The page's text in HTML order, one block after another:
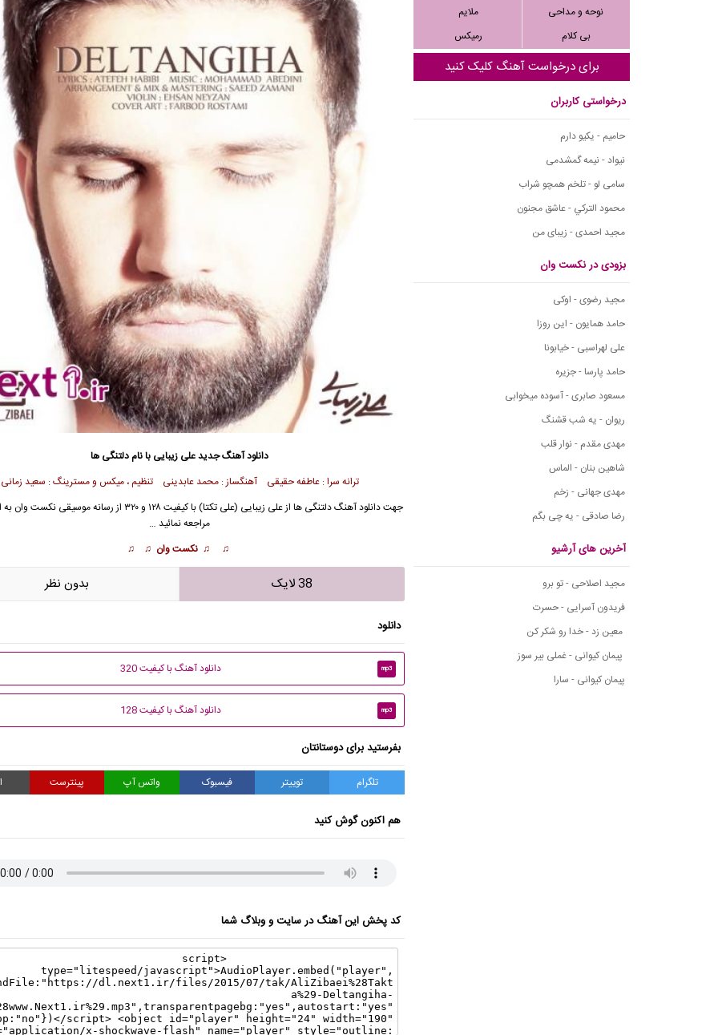
نوحه و مداحی
ملایم
بی کلام
رمیکس
برای درخواست آهنگ کلیک کنید
درخواستی کاربران
حامیم - یکیو دارم
نیواد - نیمه گمشدمی
سامی لو - تلخم همچو شراب
محمود التركي - عاشق مجنون
مجید احمدی - زیبای من
بزودی در نکست وان
مجید رضوی - اوکی
حامد همایون - این روزا
علی لهراسبی - خیابونا
حامد پارسا - جزیره
مسعود صابری - آسوده میخوابی
ریوان - یه شب قشنگ
مهدی مقدم - نوار قلب
شاهین بنان - الماس
مهدی جهانی - زخم
رضا صادقی - یه چی بگم
آخرین های آرشیو
مجید اصلاحی - تو برو
فریدون آسرایی - حسرت
معین زد - خدا رو شکر کن
پیمان کیوانی - غملی بیر سوز
پیمان کیوانی - سارا
دانلود آهنگ جدیدعلی زیبایی با نام دلتنگی ها
ترانه سرا : عاطفه حقیقی آهنگساز : محمد عابدینی تنظیم ، میکس و مسترینگ : سعید زمانی
جهت دانلود آهنگ دلتنگی ها ازعلی زیبایی
(علی تکتا) با کیفیت ۱۲۸ و ۳۲۰ از رسانه موسیقی
مراجعه نمائید …
♫ ♫ نکست وان ♫ ♫
38 لایک بدون نظر
دانلود
mp3 دانلود آهنگ با کیفیت 320
mp3 دانلود آهنگ با کیفیت 128
بفرستید برای دوستانتان
تلگرام توییتر فیسبوک واتس آپ پینترست
هم اکنون گوش کنید
کد پخش این آهنگ در سایت و وبلاگ شما